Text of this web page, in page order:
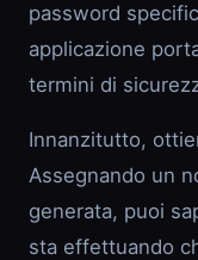
password
applicazione
termini di
Innanzitutto,
Assegnando un
generata, puoi
sta effettuando